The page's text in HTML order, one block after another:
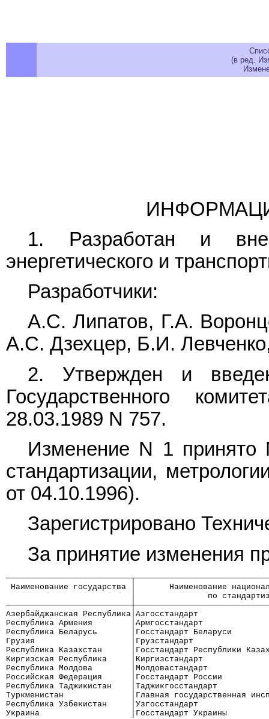
(в ред.
1. Разработан и
энергетического и
Разработчики:
А.С. Липатов, Г.А.
А.С. Дзехцер, Б.И.
2. Утвержден и
Государственного
28.03.1989 N 757.
Изменение N 1 принято
стандартизации,
от 04.10.1996).
Зарегистрировано
За принятие изменения
Наименование государства │       Наименование
│               по
Азербайджанская Республика│Азгосстандарт
Республика Армения        │Армгосстандарт
Республика Беларусь       │Госстандарт Беларуси
Грузия                    │Грузстандарт
Республика Казахстан      │Госстандарт Республики
Киргизская Республика     │Киргизстандарт
Республика Молдова        │Молдовастандарт
Российская Федерация      │Госстандарт России
Республика Таджикистан    │Таджикгосстандарт
Туркменистан              │Главная государственная
Республика Узбекистан     │Узгосстандарт
Украина                   │Госстандарт Украины